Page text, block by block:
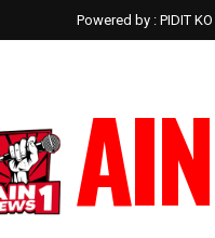
Powered by : PIDIT